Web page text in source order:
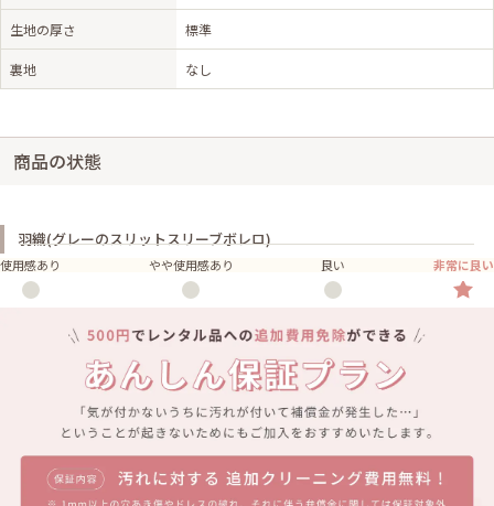
生地の厚さ 標準
裏地 なし
商品の状態
羽織(グレーのスリットスリーブボレロ)
使用感あり やや使用感あり 良い 非常に良い